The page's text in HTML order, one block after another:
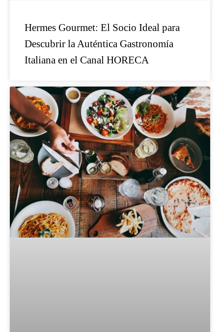
Hermes Gourmet: El Socio Ideal para
Descubrir la Auténtica Gastronomía
Italiana en el Canal HORECA